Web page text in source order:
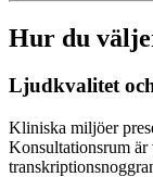
Hur du
Ljudkvalitet
Kliniska miljöer
Konsultationsrum